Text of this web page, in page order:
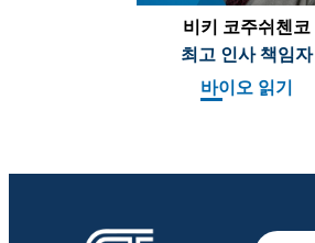
비키 코주쉬첸코
최고 인사 책임자
바이오 읽기